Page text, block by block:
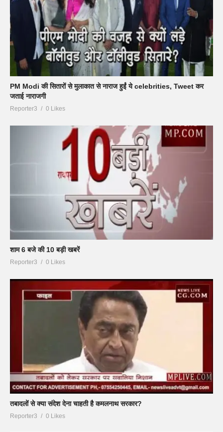
PM Modi की सितारों से मुलाकात से नाराज हुईं ये celebrities, Tweet कर
जताई नाराजगी
Reporter3 0 Likes
शाम 6 बजे की 10 बड़ी खबरें
Reporter3 0 Likes
तबादलों से क्या संदेश देना चाहती है कमलनाथ सरकार?
Reporter3 0 Likes